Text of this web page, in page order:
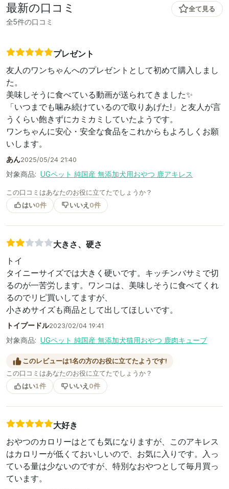
最新の口コミ
全5件の口コミ
全て見る
プレゼント
友人のワンちゃんへのプレゼントとして初めて購入しまし
た。
美味しそうに食べている動画が送られてきました✨
「いつまでも噛み続けているので取りあげた!」と友人が言
うくらい飽きずにカミカミしていたようです。
ワンちゃんに安心・安全な食品をこれからもよろしくお願
いします。
あん2025/05/24 21:40
対象商品: UGペット 純国産 無添加犬用おやつ 鹿アキレス
この口コミはあなたのお役に立てたでしょうか？
はい0件 いいえ 0件
大きさ、硬さ
トイ
タイニーサイズでは大きく硬いです。キッチンバサミで切
るのが一苦労します。ワンコは、美味しそうに食べてくれ
るのでリピ買いしてますが、
小さめサイズも商品として出してほしいです。
トイプードル2023/02/04 19:41
対象商品: UGペット 純国産 無添加犬猫用おやつ 鹿肉キューブ
このレビューは1名の方のお役に立てたようです!
この口コミはあなたのお役に立てたでしょうか？
はい1件 いいえ 0件
大好き
おやつのカロリーはとても気になりますが、このアキレス
はカロリーが低くておいしいので、お気に入りです。入っ
ている量は少ないのですが、特別なおやつとして毎月買っ
ています。